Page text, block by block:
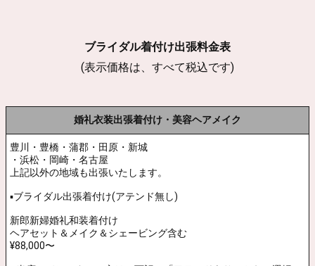
お見積無料
神社・仏閣・チャペル・ホテル・ヴィラ・レストラン・料
ー会場・着物レンタルショップ・呉服店等、ご希望の出張
先へ伺いヘアメイク・着付けさせていただきます。
LINE、メール、お電話にて、迅速、丁寧なお見積をご提案
させて頂きます。